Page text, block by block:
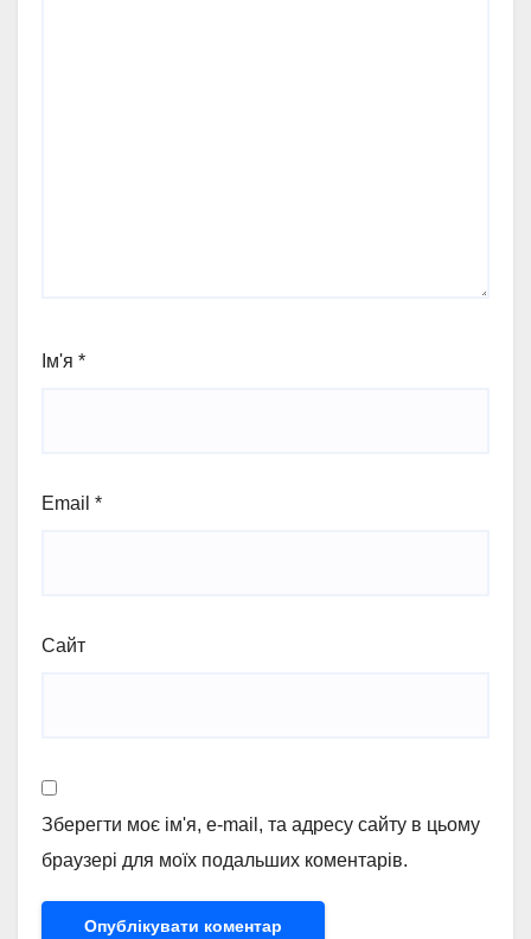
Ім'я *
Email *
Сайт
Зберегти моє ім'я, e-mail, та адресу сайту в цьому
браузері для моїх подальших коментарів.